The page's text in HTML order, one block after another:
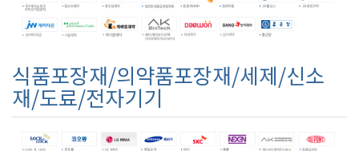
식품포장재/의약품포장재/세제/신소
재/도료/전자기기